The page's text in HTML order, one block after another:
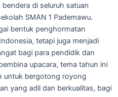
di seluruh satuan
SMAN 1 Pademawu.
bentuk penghormatan
tetapi juga menjadi
bagi para pendidik dan
upacara, tema tahun ini
untuk bergotong royong
yang adil dan berkualitas, bagi